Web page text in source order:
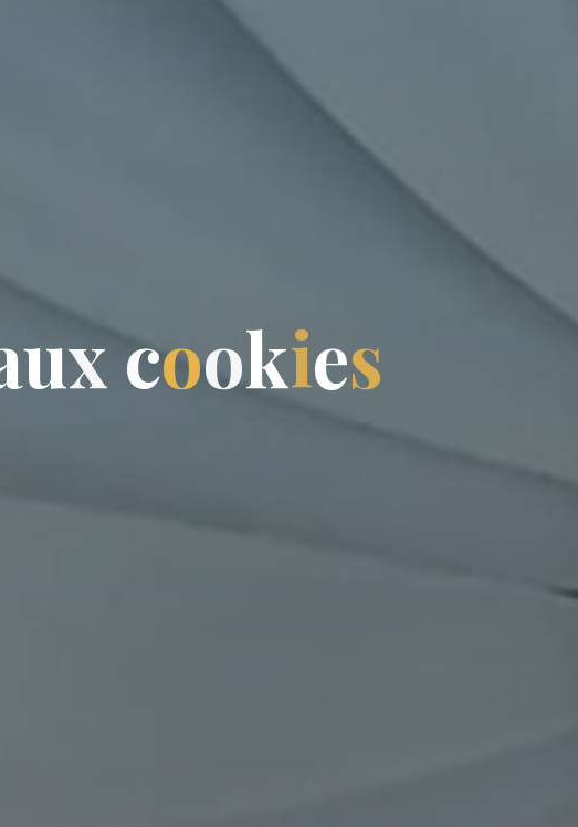
ux cookies